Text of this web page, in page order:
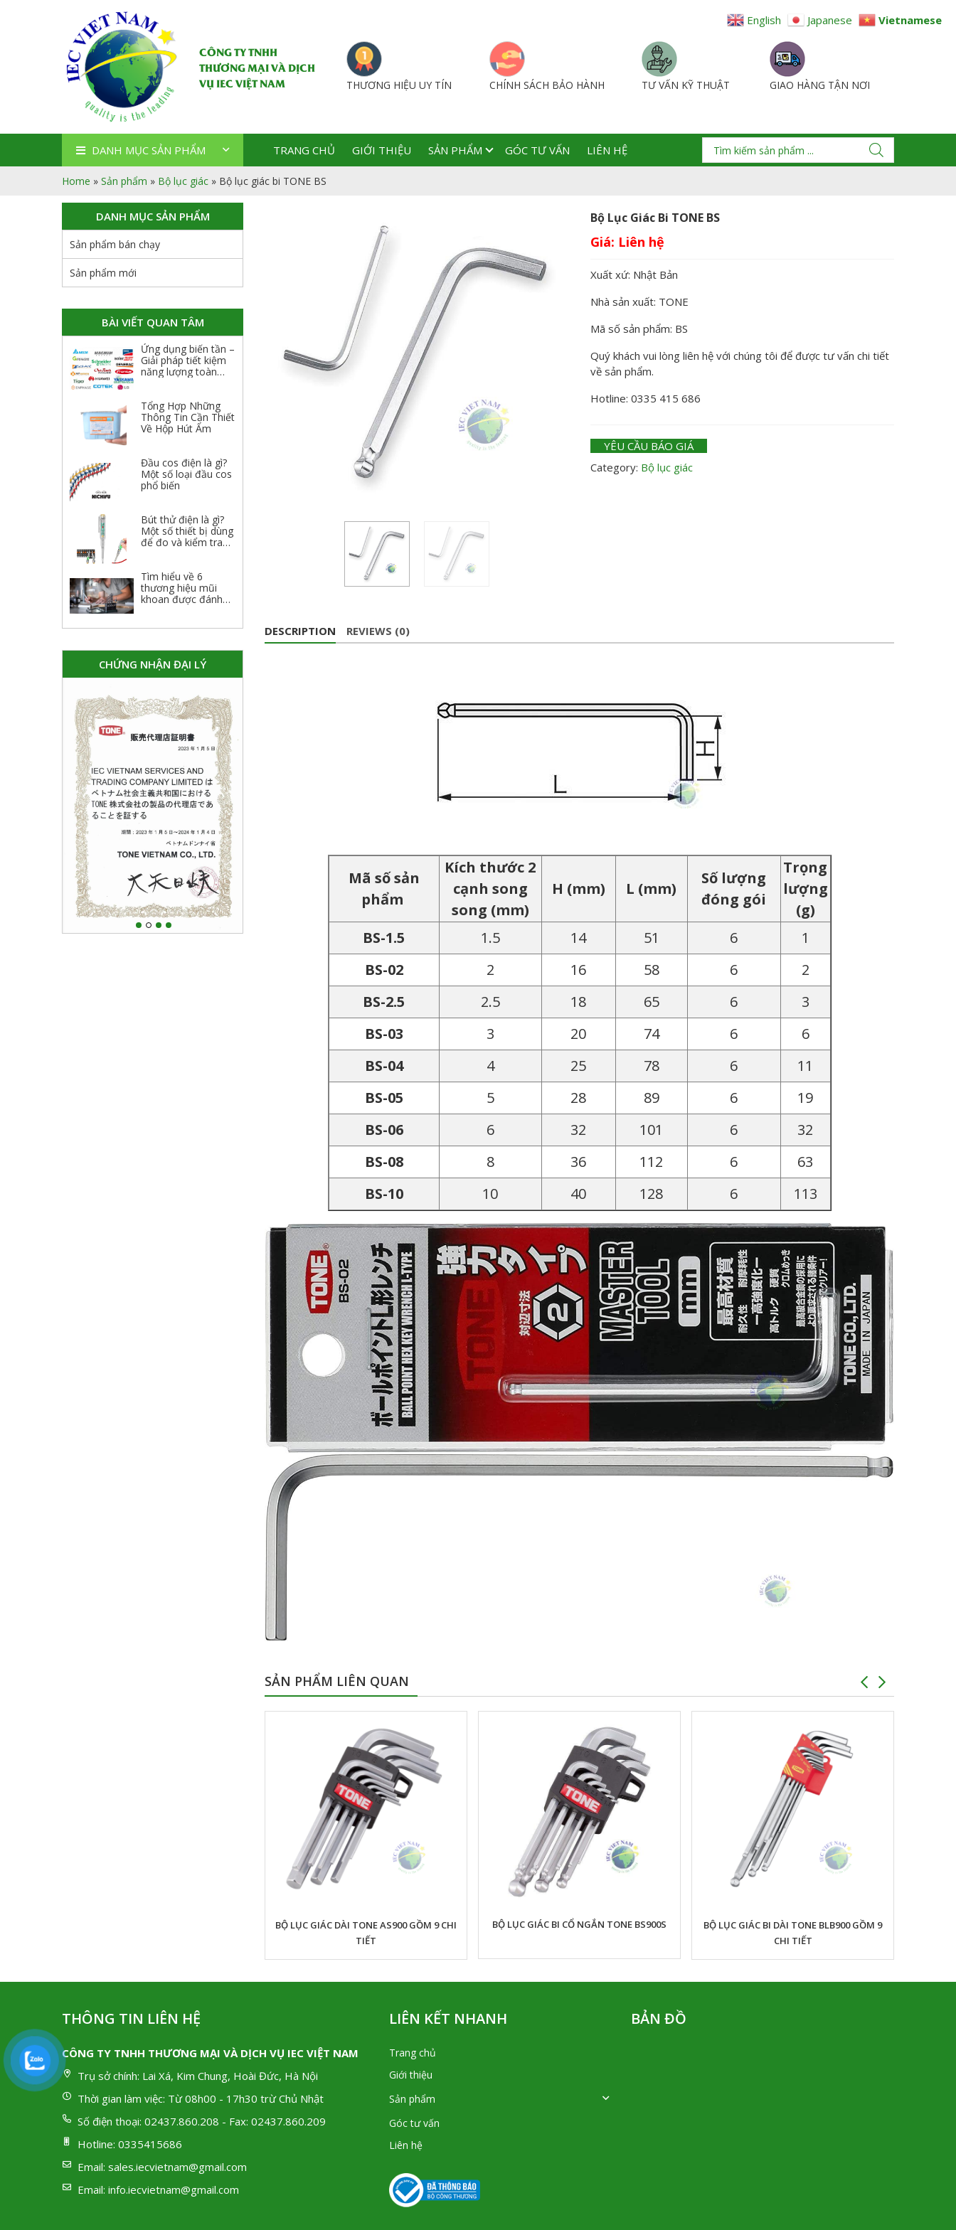
CÔNG TY TNHH
THƯƠNG MẠI VÀ DỊCH
VỤ IEC VIỆT NAM
THƯƠNG HIỆU UY TÍN CHÍNH SÁCH BẢO HÀNH TƯ VẤN KỸ THUẬT GIAO HÀNG TẬN NƠI
DANH MỤC SẢN PHẨM TRANG CHỦ GIỚI THIỆU SẢN PHẨM GÓC TƯ VẤN LIÊN HỆ
Home » Sản phẩm » Bộ lục giác » Bộ lục giác bi TONE BS
Bộ Lục Giác Bi TONE BS
Giá:
Xuất xứ: Nhật Bản
Nhà sản xuất: TONE
Mã số sản phẩm: BS
Quý khách vui lòng liên hệ với chúng tôi để được tư vấn chi tiết
về sản phẩm.
Hotline: 0335 415 686
YÊU CẦU BÁO GIÁ
Category: Bộ lục giác
DESCRIPTION REVIEWS (0)
Mã số sản
phẩm
Kích thước 2
cạnh song
song (mm)
H (mm) L (mm)
Số lượng
đóng gói
Trọng
lượng
(g)
BS-1.5
1.5 14 51 6
1
BS-02
2 16 58 6
2
BS-2.5
2.5 18 65 6
3
BS-03
3 20 74 6
6
BS-04
4 25 78 6
11
BS-05
5 28 89 6
19
BS-06
6 32 101 6
32
BS-08
8 36 112 6
63
BS-10
10 40 128 6 113
SẢN PHẨM LIÊN QUAN
BỘ LỤC GIÁC DÀI TONE AS900 GỒM 9 CHI
TIẾT
BỘ LỤC GIÁC BI CỔ NGẮN TONE BS900S
BỘ LỤC GIÁC BI DÀI TONE BLB900 GỒM 9
CHI TIẾT
DANH MỤC SẢN PHẨM
Sản phẩm bán chạy
Sản phẩm mới
BÀI VIẾT QUAN TÂM
Ứng dụng biến tần –
Giải pháp tiết kiệm
năng lượng toàn
Tổng Hợp Những
Thông Tin Cần Thiết
Về Hộp Hút Ẩm
Đầu cos điện là gì?
Một số loại đầu cos
phổ biến
Bút thử điện là gì?
Một số thiết bị dùng
để đo và kiểm tra
Tìm hiểu về 6
thương hiệu mũi
khoan được đánh
CHỨNG NHẬN ĐẠI LÝ
THÔNG TIN LIÊN HỆ
CÔNG TY TNHH THƯƠNG MẠI VÀ DỊCH VỤ IEC VIỆT NAM
Trụ sở chính: Lai Xá, Kim Chung, Hoài Đức, Hà Nội
Thời gian làm việc: Từ 08h00 - 17h30 trừ Chủ Nhật
Số điện thoại: 02437.860.208 - Fax: 02437.860.209
Hotline: 0335415686
Email: sales.iecvietnam@gmail.com
Email: info.iecvietnam@gmail.com
LIÊN KẾT NHANH
Trang chủ
Giới thiệu
Sản phẩm
Góc tư vấn
Liên hệ
BẢN ĐỒ
English Japanese Vietnamese